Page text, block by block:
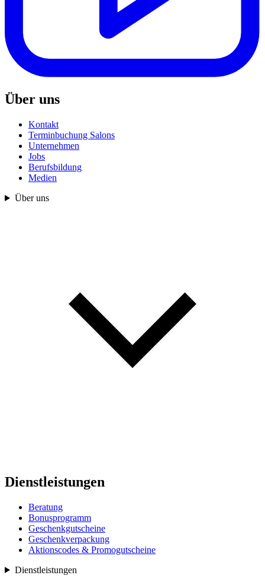
Über uns
Kontakt
Terminbuchung Salons
Unternehmen
Jobs
Berufsbildung
Medien
Über uns
Dienstleistungen
Beratung
Bonusprogramm
Geschenkgutscheine
Geschenkverpackung
Aktionscodes & Promogutscheine
Dienstleistungen